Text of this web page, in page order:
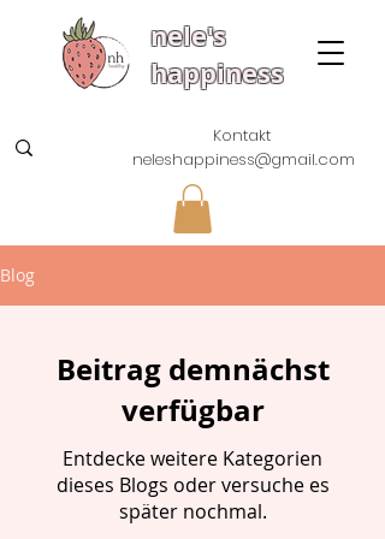
nele's
happiness
Kontakt
neleshappiness@gmail.com
Blog
Beitrag demnächst
verfügbar
Entdecke weitere Kategorien
dieses Blogs oder versuche es
später nochmal.